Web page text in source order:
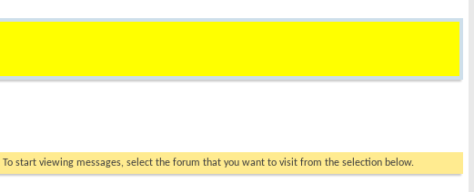
start viewing messages, select the forum that you want to visit from the selection below.